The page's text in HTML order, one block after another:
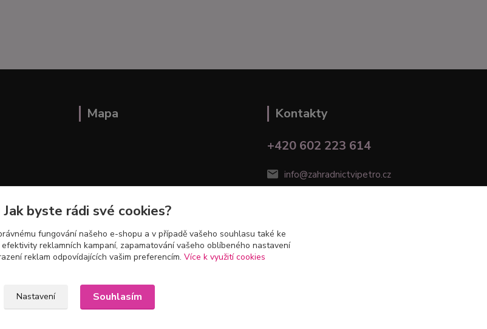
Mapa
Kontakty
+420 602 223 614
info@zahradnictvipetro.cz
Jak byste rádi své cookies?
fungování našeho e-shopu a v případě vašeho souhlasu také ke
reklamních kampaní, zapamatování vašeho oblíbeného nastavení
reklam odpovídajících vašim preferencím. Více k využití cookies
Nastavení Souhlasím